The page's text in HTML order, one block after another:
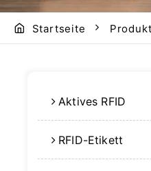
Startseite
Aktives RFID
RFID-Etikett